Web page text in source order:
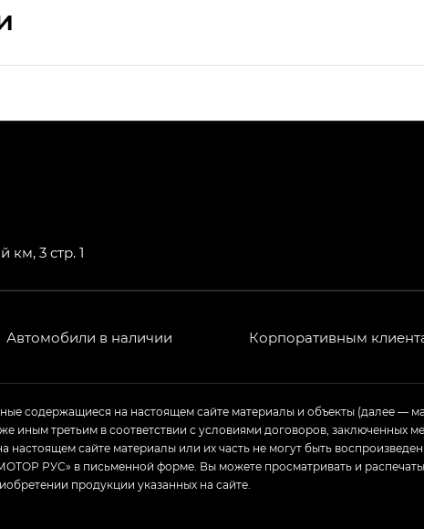
Экс ПРЕМИУМ — EX PREMIUM
Передний привод — GB 2WD, Джи Би Полный
Эс — GS, Джи Эль с элементы экстерьера в
км, 3 стр. 1
Автомобили в наличии Корпоративным
содержащиеся на настоящем сайте материалы и объекты (далее —
иным третьим в соответствии с условиями договоров,
сайте материалы или их часть не могут быть
РУС» в письменной форме. Вы можете просматривать и
продукции указанных на сайте.